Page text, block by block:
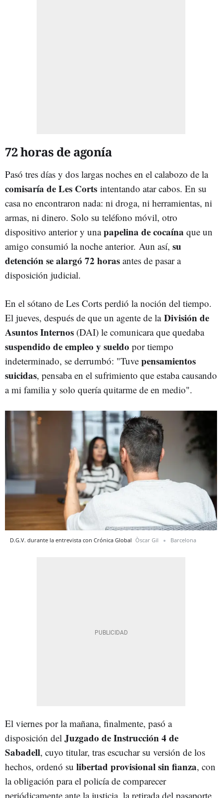
72 horas de agonía
Pasó tres días y dos largas noches en el calabozo de la
comisaría de Les Corts intentando atar cabos. En su
casa no encontraron nada: ni droga, ni herramientas, ni
armas, ni dinero. Solo su teléfono móvil, otro
dispositivo anterior y unapapelina de cocaína que un
amigo consumió la noche anterior. Aun así, su
detención se alargó 72 horas antes de pasar a
disposición judicial.
En el sótano de Les Corts perdió la noción del tiempo.
El jueves, después de que un agente de la División de
Asuntos Internos (DAI) le comunicara que quedaba
suspendido de empleo y sueldo por tiempo
indeterminado, se derrumbó: "Tuve pensamientos
suicidas, pensaba en el sufrimiento que estaba causando
a mi familia y solo quería quitarme de en medio".
D.G.V. durante la entrevista con Crónica Global Òscar Gil Barcelona
El viernes por la mañana, finalmente, pasó a
disposición del Juzgado de Instrucción 4 de
Sabadell, cuyo titular, tras escuchar su versión de los
hechos, ordenó su libertad provisional sin fianza, con
la obligación para el policía de comparecer
periódicamente ante la justicia, la retirada del pasaporte